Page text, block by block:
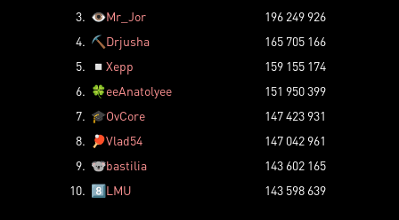
3. 👁️Mr_Jor
196 249 926
4. ⛏️ Drjusha
165 705 166
5.
◽ Xepp
159 155 174
6. 🍀eeAnatolyee
151 950 399
7. 🎓OvCore
147 423 931
8.
🏓Vlad54
147 042 961
9. 🐨bastilia
143 602 165
10. 8️⃣LMU 143 598 639